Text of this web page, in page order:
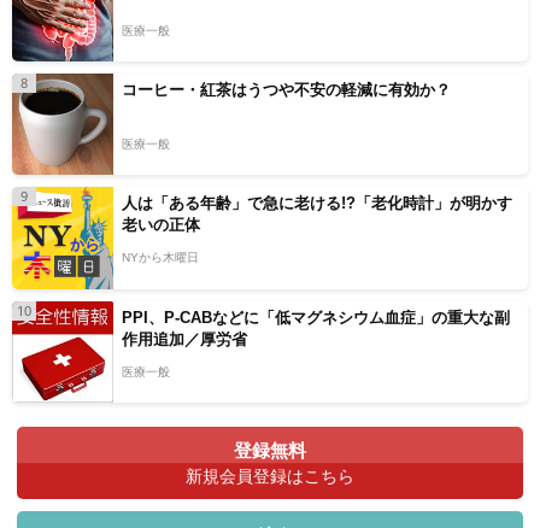
医療一般
8 コーヒー・紅茶はうつや不安の軽減に有効か？
医療一般
9
人は「ある年齢」で急に老ける!?「老化時計」が明かす
老いの正体
NYから木曜日
10
PPI、P-CABなどに「低マグネシウム血症」の重大な副
作用追加／厚労省
医療一般
登録無料
新規会員登録はこちら